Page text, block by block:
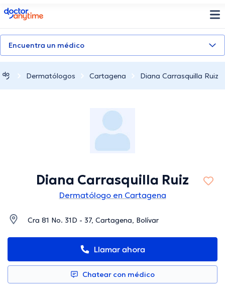
doctoranytime
Encuentra un médico
Dermatólogos Cartagena Diana Carrasquilla Ruiz
Diana Carrasquilla Ruiz
Dermatólogo en Cartagena
Cra 81 No. 31D - 37, Cartagena, Bolívar
Llamar ahora
Chatear con médico